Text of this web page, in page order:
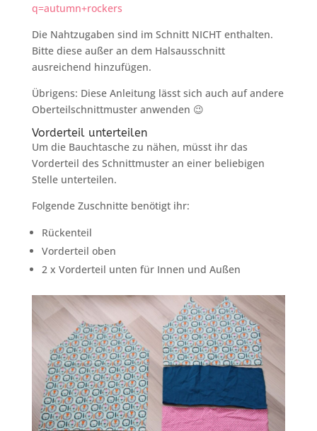
q=autumn+rockers
Die Nahtzugaben sind im Schnitt NICHT enthalten.
Bitte diese außer an dem Halsausschnitt
ausreichend hinzufügen.
Übrigens: Diese Anleitung lässt sich auch auf andere
Oberteilschnittmuster anwenden 😉
Vorderteil unterteilen
Um die Bauchtasche zu nähen, müsst ihr das
Vorderteil des Schnittmuster an einer beliebigen
Stelle unterteilen.
Folgende Zuschnitte benötigt ihr:
Rückenteil
Vorderteil oben
2 x Vorderteil unten für Innen und Außen